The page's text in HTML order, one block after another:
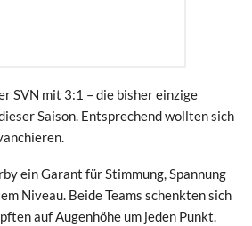
SVN mit 3:1 – die bisher einzige
Saison. Entsprechend wollten sich
ein Garant für Stimmung, Spannung
Niveau. Beide Teams schenkten sich
auf Augenhöhe um jeden Punkt.